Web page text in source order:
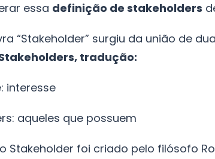
essa definição de stakeholders
“Stakeholder” surgiu da união de
tradução:
interesse
aqueles que possuem
Stakeholder foi criado pelo filósofo